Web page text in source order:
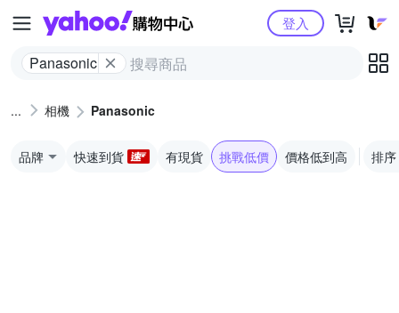
Yahoo購物中心
Panasonic
登入
相機 Panasonic
品牌 快速到貨 有現貨 挑戰低價 價格低到高 排序